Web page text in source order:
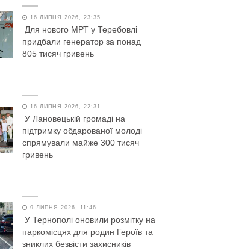
16 ЛИПНЯ 2026, 23:35
Для нового МРТ у Теребовлі
придбали генератор за понад
805 тисяч гривень
16 ЛИПНЯ 2026, 22:31
У Лановецькій громаді на
підтримку обдарованої молоді
спрямували майже 300 тисяч
гривень
9 ЛИПНЯ 2026, 11:46
У Тернополі оновили розмітку на
паркомісцях для родин Героїв та
зниклих безвісти захисників